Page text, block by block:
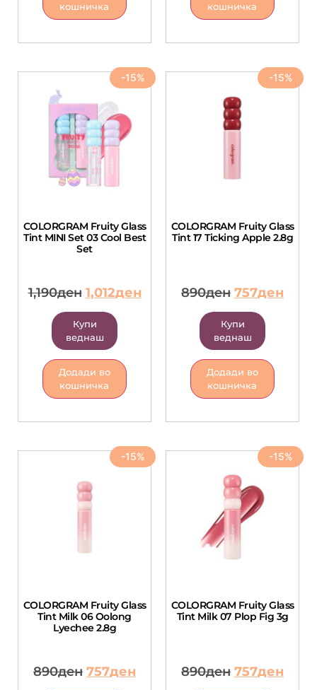
кошничка
кошничка
-15%
COLORGRAM Fruity Glass
Tint MINI Set 03 Cool Best
Set
1,190ден 1,012ден
Купи
веднаш
Додади во
кошничка
-15%
COLORGRAM Fruity Glass
Tint 17 Ticking Apple 2.8g
890ден 757ден
Купи
веднаш
Додади во
кошничка
-15%
COLORGRAM Fruity Glass
Tint Milk 06 Oolong
Lyechee 2.8g
890ден 757ден
-15%
COLORGRAM Fruity Glass
Tint Milk 07 Plop Fig 3g
890ден 757ден